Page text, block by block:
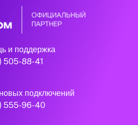
и поддержка
505-88-41
подключений
555-96-40
интернет и